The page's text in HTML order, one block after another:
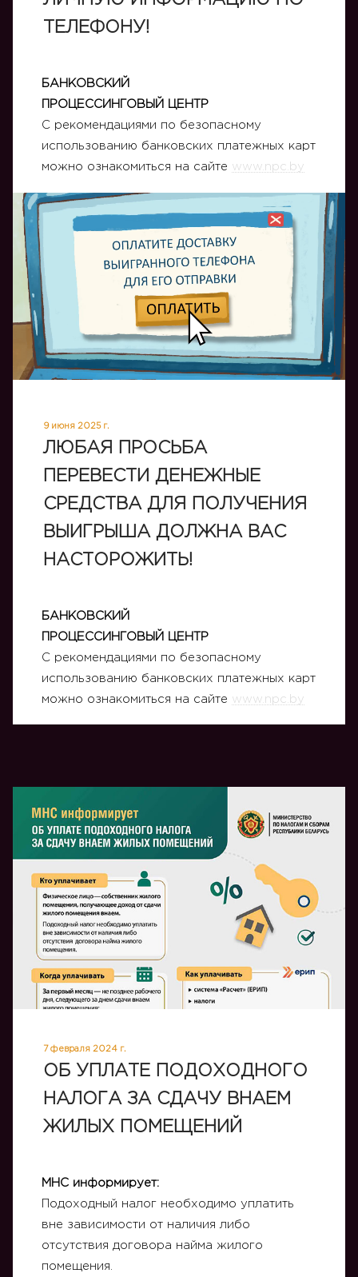
ТЕЛЕФОНУ!
БАНКОВСКИЙ
ПРОЦЕССИНГОВЫЙ ЦЕНТР
С рекомендациями по безопасному
использованию банковских платежных карт
можно ознакомиться на сайте www.npc.by
9 июня 2025 г.
ЛЮБАЯ ПРОСЬБА
ПЕРЕВЕСТИ ДЕНЕЖНЫЕ
СРЕДСТВА ДЛЯ ПОЛУЧЕНИЯ
ВЫИГРЫША ДОЛЖНА ВАС
НАСТОРОЖИТЬ!
БАНКОВСКИЙ
ПРОЦЕССИНГОВЫЙ ЦЕНТР
С рекомендациями по безопасному
использованию банковских платежных карт
можно ознакомиться на сайте www.npc.by
7 февраля 2024 г.
ОБ УПЛАТЕ ПОДОХОДНОГО
НАЛОГА ЗА СДАЧУ ВНАЕМ
ЖИЛЫХ ПОМЕЩЕНИЙ
МНС информирует:
Подоходный налог необходимо уплатить
вне зависимости от наличия либо
отсутствия договора найма жилого
помещения.